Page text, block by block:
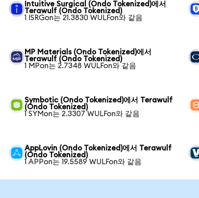
Intuitive Surgical (Ondo Tokenized)에서
Terawulf (Ondo Tokenized)
1 ISRGon는 21.3830 WULFon와 같음
MP Materials (Ondo Tokenized)에서
Terawulf (Ondo Tokenized)
1 MPon는 2.7348 WULFon와 같음
Symbotic (Ondo Tokenized)에서 Terawulf
(Ondo Tokenized)
1 SYMon는 2.3307 WULFon와 같음
AppLovin (Ondo Tokenized)에서 Terawulf
(Ondo Tokenized)
1 APPon는 19.5589 WULFon와 같음